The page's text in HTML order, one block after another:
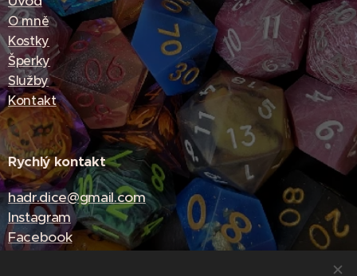
O mně
Kostky
Šperky
Služby
Kontakt
Rychlý kontakt
hadr.dice@gmail.com
Instagram
Facebook